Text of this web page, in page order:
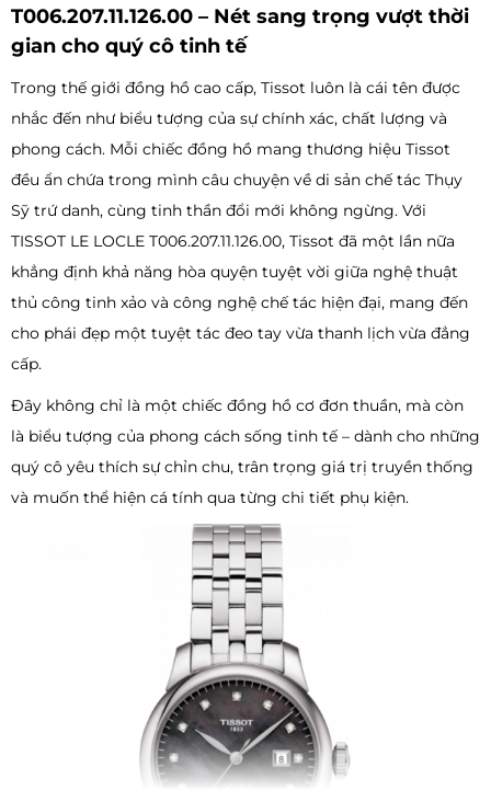
T006.207.11.126.00 – Nét sang trọng vượt thời
gian cho quý cô tinh tế
Trong thế giới đồng hồ cao cấp, Tissot luôn là cái tên được
nhắc đến như biểu tượng của sự chính xác, chất lượng và
phong cách. Mỗi chiếc đồng hồ mang thương hiệu Tissot
đều ẩn chứa trong mình câu chuyện về di sản chế tác Thụy
Sỹ trứ danh, cùng tinh thần đổi mới không ngừng. Với
TISSOT LE LOCLE T006.207.11.126.00, Tissot đã một lần nữa
khẳng định khả năng hòa quyện tuyệt vời giữa nghệ thuật
thủ công tinh xảo và công nghệ chế tác hiện đại, mang đến
cho phái đẹp một tuyệt tác đeo tay vừa thanh lịch vừa đẳng
cấp.
Đây không chỉ là một chiếc đồng hồ cơ đơn thuần, mà còn
là biểu tượng của phong cách sống tinh tế – dành cho những
quý cô yêu thích sự chỉn chu, trân trọng giá trị truyền thống
và muốn thể hiện cá tính qua từng chi tiết phụ kiện.